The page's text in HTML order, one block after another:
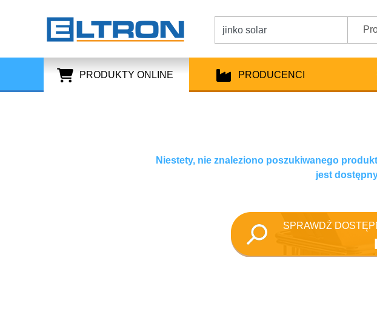
PRODUKTY ONLINE PRODUCENCI
Niestety, nie znaleziono poszukiwanego
jest
SPRAWDŹ